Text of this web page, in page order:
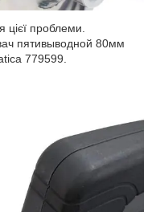
проблеми.
пятивыводной 80мм
779599.